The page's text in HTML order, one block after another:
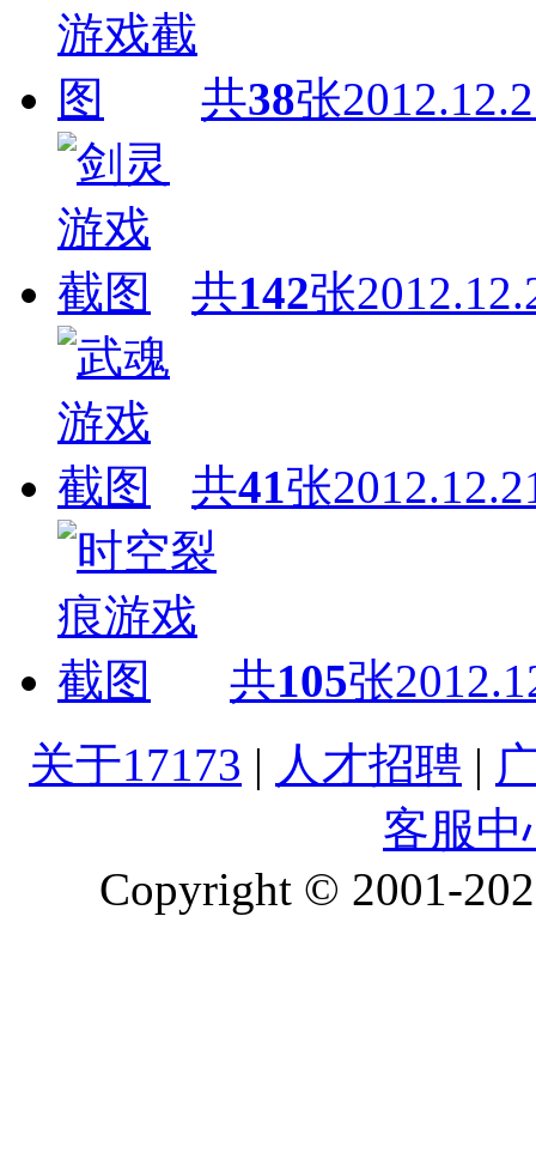
共38张
共142张
共41张
共105张
关于17173 | 人才招聘 |
客服中
Copyright © 2001-